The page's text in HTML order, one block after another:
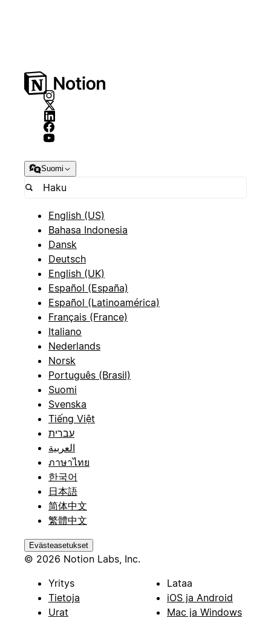
Suomi
English (US)
Bahasa Indonesia
Dansk
Deutsch
English (UK)
Español (España)
Español (Latinoamérica)
Français (France)
Italiano
Nederlands
Norsk
Português (Brasil)
Suomi
Svenska
Tiếng Việt
עברית
العربية
ภาษาไทย
한국어
日本語
简体中文
繁體中文
Evästeasetukset
© 2026 Notion Labs, Inc.
Yritys
Tietoja
Urat
Lataa
iOS ja Android
Mac ja Windows